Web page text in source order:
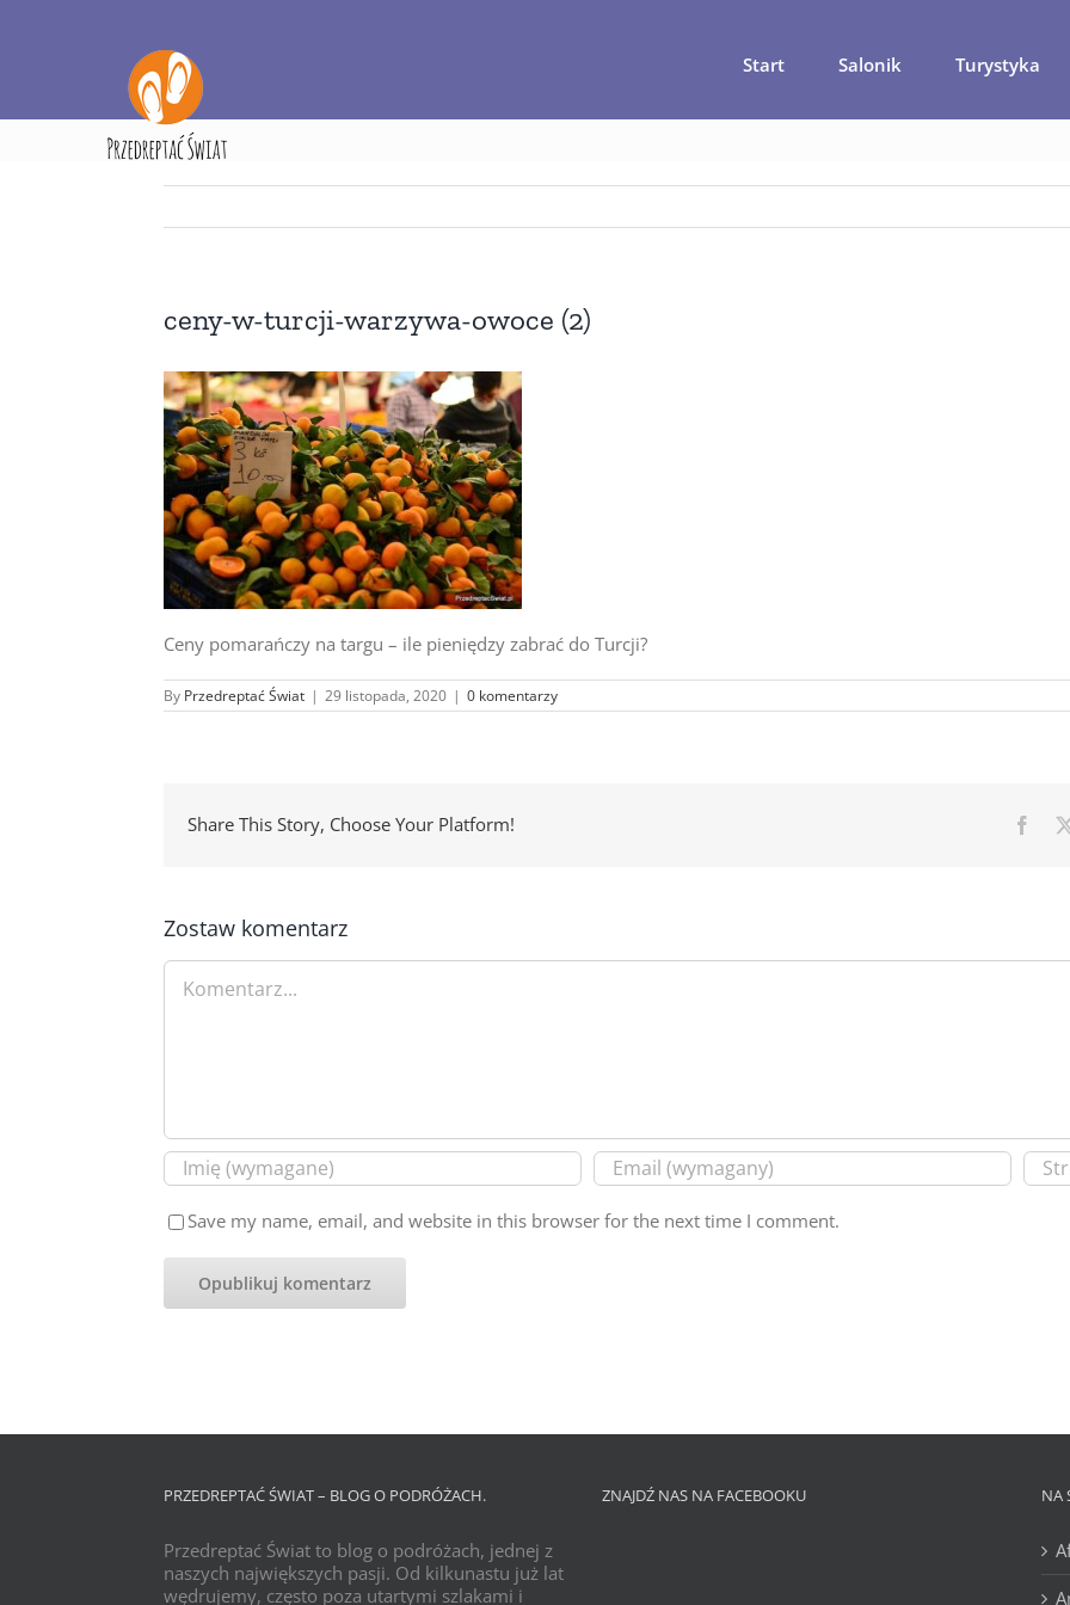
Start Salonik Turystyka
ceny-w-
ceny-w-turcji-warzywa-owoce (2)
Ceny pomarańczy na targu – ile pieniędzy zabrać do Turcji?
By Przedreptać Świat | 29 listopada, 2020 | 0 komentarzy
Share This Story, Choose Your Platform!
Zostaw komentarz
Comment
Save my name, email, and website in this browser for the next time I comment.
PRZEDREPTAĆ ŚWIAT – BLOG O PODRÓŻACH.
Przedreptać Świat to blog o podróżach, jednej z
naszych największych pasji. Od kilkunastu już lat
wędrujemy, często poza utartymi szlakami i
ZNAJDŹ NAS NA FACEBOOKU NA